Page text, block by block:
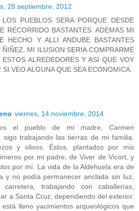
28 septiembre, 2012
PUEBLOS SERA PORQUE DESDE
RECORRIDO BASTANTES. ADEMAS MI
HECHO Y ALLI ANDUBE BASTANTES
MI ILUSION SERIA COMPRARME
ESTOS ALREDEDORES Y ASI QUE VOY
SI VEO ALGUNA QUE SEA ECONOMICA.
viernes, 14 noviembre, 2014
el pueblo de mi madre, Carmen
sigo trabajando las tierras de mi familia.
y olivos. Éstos, plantados por mis
por mi padre, de Viver de Vicort, y
por mí. La vida de la Aldehuela era de
y no podía permanecer anclada sin luz,
trabajando con caballerías,
a Santa Cruz, dependiendo del exterior.
lleno yacimientos arqueológicos que